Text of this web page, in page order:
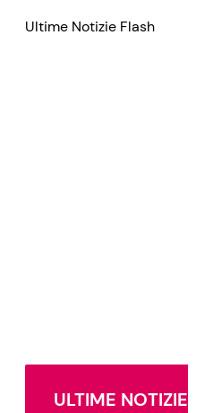
Ultime Notizie Flash
ULTIME NOTIZIE